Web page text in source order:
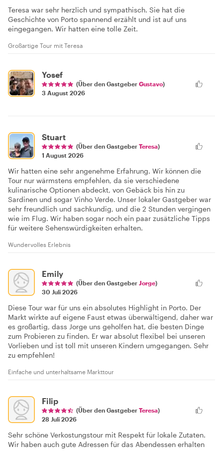
Teresa war sehr herzlich und sympathisch. Sie hat die
Geschichte von Porto spannend erzählt und ist auf uns
eingegangen. Wir hatten eine tolle Zeit.
Großartige Tour mit Teresa
Yosef
(Über den Gastgeber Gustavo)
3 August 2026
Stuart
(Über den Gastgeber Teresa)
1 August 2026
Wir hatten eine sehr angenehme Erfahrung. Wir können die
Tour nur wärmstens empfehlen, da sie verschiedene
kulinarische Optionen abdeckt, von Gebäck bis hin zu
Sardinen und sogar Vinho Verde. Unser lokaler Gastgeber war
sehr freundlich und sachkundig, und die 2 Stunden vergingen
wie im Flug. Wir haben sogar noch ein paar zusätzliche Tipps
für weitere Sehenswürdigkeiten erhalten.
Wundervolles Erlebnis
Emily
(Über den Gastgeber Jorge)
30 Juli 2026
Diese Tour war für uns ein absolutes Highlight in Porto. Der
Markt wirkte auf eigene Faust etwas überwältigend, daher war
es großartig, dass Jorge uns geholfen hat, die besten Dinge
zum Probieren zu finden. Er war absolut flexibel bei unseren
Vorlieben und ist toll mit unseren Kindern umgegangen. Sehr
zu empfehlen!
Einfache und unterhaltsame Markttour
Filip
(Über den Gastgeber Teresa)
28 Juli 2026
Sehr schöne Verkostungstour mit Respekt für lokale Zutaten.
Wir haben auch gute Adressen für das Abendessen erhalten